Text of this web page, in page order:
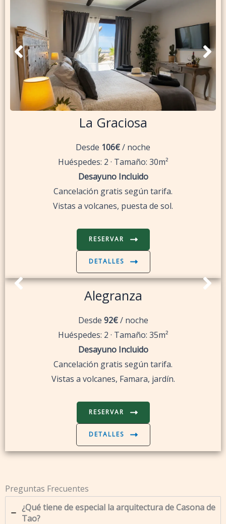
La Graciosa
Desde 106€/ noche
Huéspedes: 2 · Tamaño: 30m²
Desayuno Incluido
Cancelación gratis según tarifa.
Vistas a volcanes, puesta de sol.
RESERVAR
DETALLES
Alegranza
Desde 92€/ noche
Huéspedes: 2 · Tamaño: 35m²
Desayuno Incluido
Cancelación gratis según tarifa.
Vistas a volcanes, Famara, jardín.
RESERVAR
DETALLES
Preguntas Frecuentes
¿Qué tiene de especial la arquitectura de Casona de
Tao?